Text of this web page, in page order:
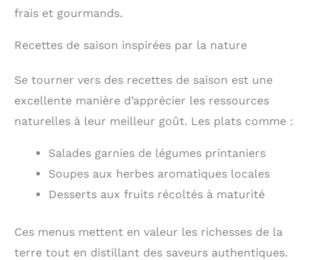
frais et gourmands.
Recettes de saison inspirées par la nature
Se tourner vers des recettes de saison est une
excellente manière d’apprécier les ressources
naturelles à leur meilleur goût. Les plats comme :
Salades garnies de légumes printaniers
Soupes aux herbes aromatiques locales
Desserts aux fruits récoltés à maturité
Ces menus mettent en valeur les richesses de la
terre tout en distillant des saveurs authentiques.